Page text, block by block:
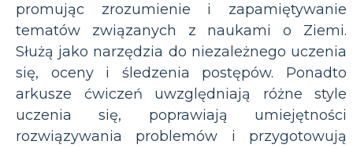
promując zrozumienie i zapamiętywanie
tematów związanych z naukami o Ziemi.
Służą jako narzędzia do niezależnego uczenia
się, oceny i śledzenia postępów. Ponadto
arkusze ćwiczeń uwzględniają różne style
uczenia się, poprawiają umiejętności
rozwiązywania problemów i przygotowują